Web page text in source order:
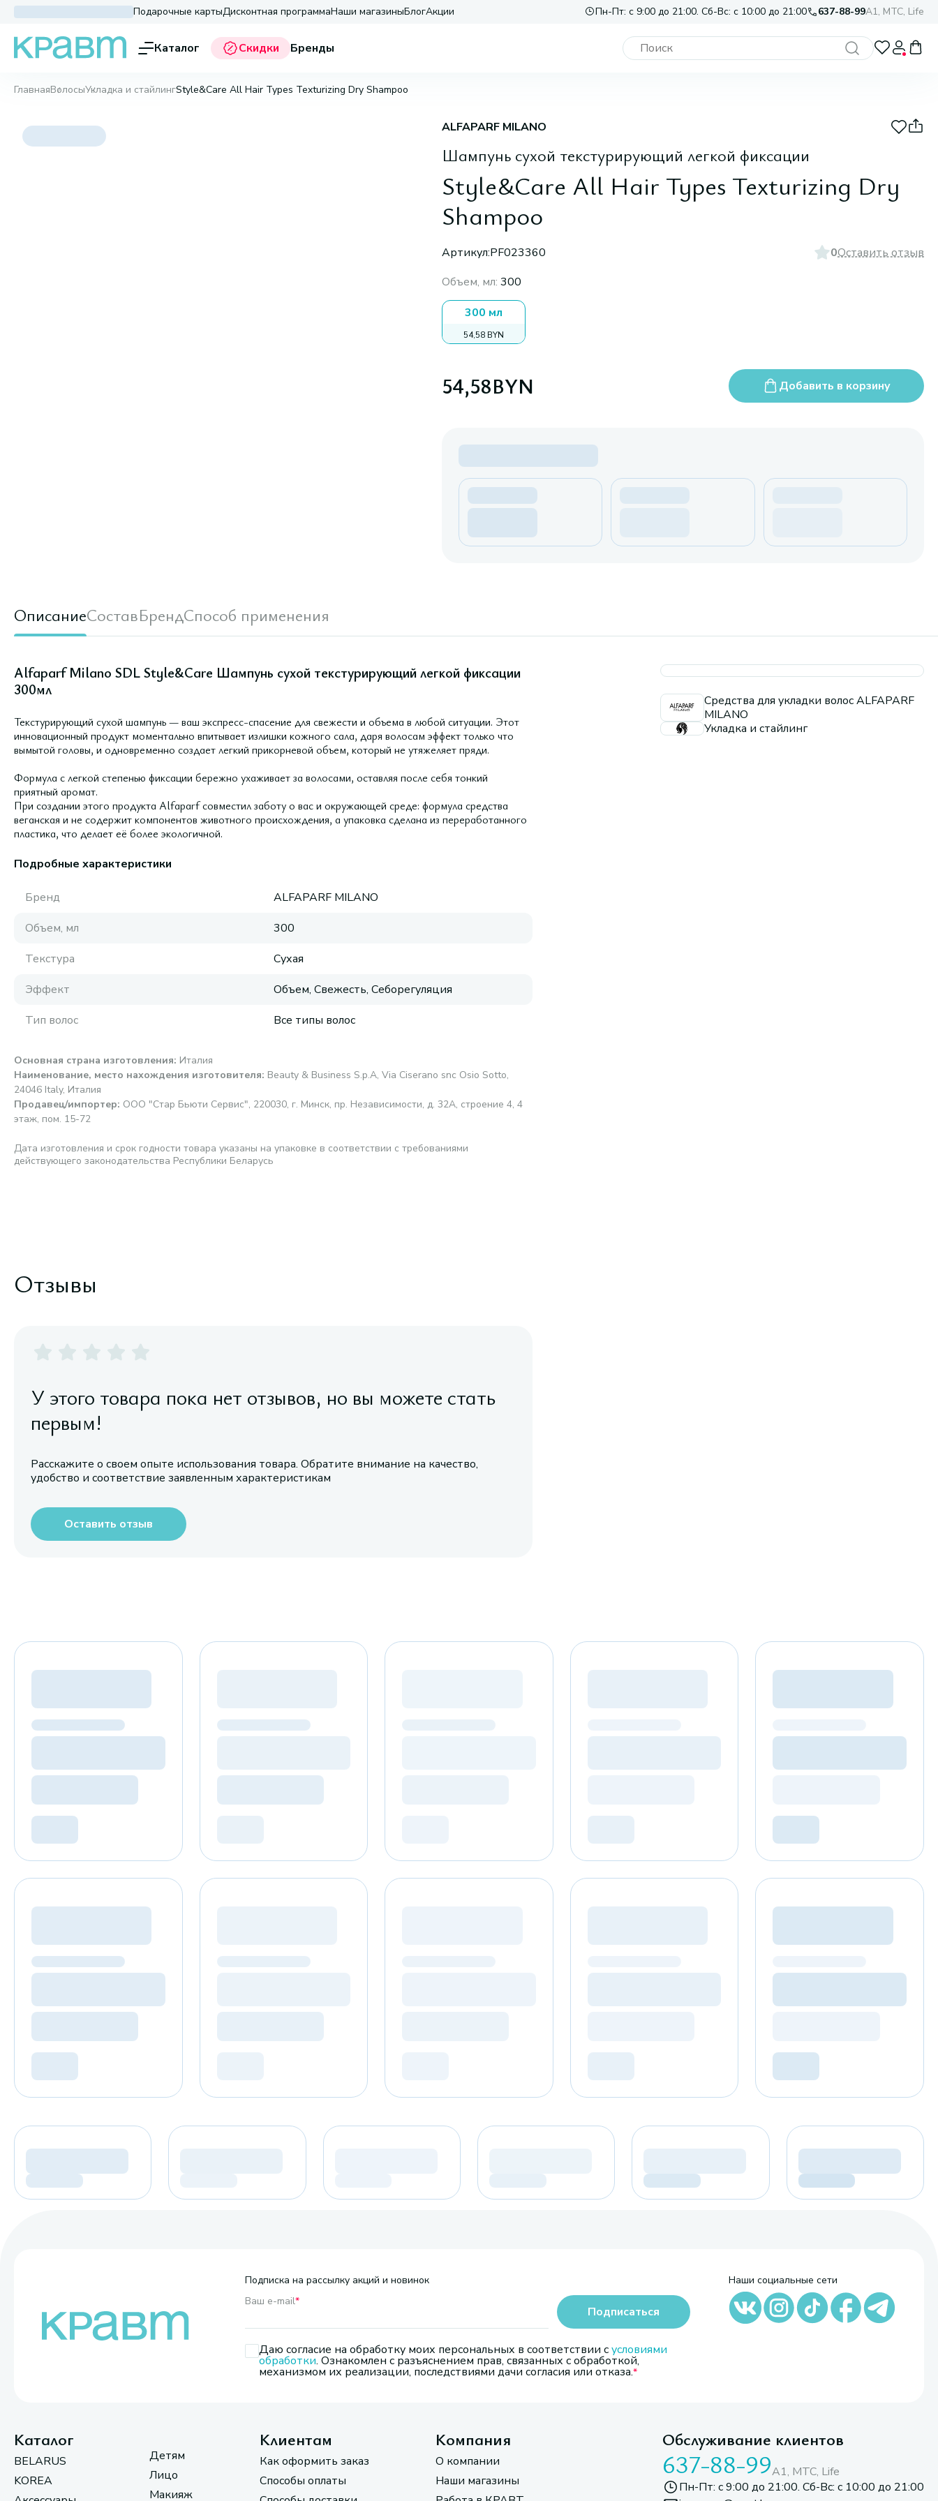
Подарочные картыДисконтная программаНаши магазиныБлогАкции Пн-Пт: с 9:00 до 21:00. Сб-Вс: с 10:00 до 21:00 637-88-99A1, МТС, Life
Каталог Скидки Бренды
ГлавнаяВолосыУкладка и стайлингStyle&Care All Hair Types Texturizing Dry Shampoo
ALFAPARF MILANO
Шампунь сухой текстурирующий легкой фиксации
Style&Care All Hair Types Texturizing Dry
Shampoo
Артикул:PF023360 0Оставить отзыв
Объем, мл: 300
300 мл
54,58 BYN
54,58BYN Добавить в корзину
ОписаниеСоставБрендСпособ применения
Alfaparf Milano SDL Style&Care Шампунь сухой текстурирующий легкой фиксации
300мл
Текстурирующий сухой шампунь — ваш экспресс-спасение для свежести и объема в любой ситуации. Этот
инновационный продукт моментально впитывает излишки кожного сала, даря волосам эффект только что
вымытой головы, и одновременно создает легкий прикорневой объем, который не утяжеляет пряди.
Формула с легкой степенью фиксации бережно ухаживает за волосами, оставляя после себя тонкий
приятный аромат.
При создании этого продукта Alfaparf совместил заботу о вас и окружающей среде: формула средства
веганская и не содержит компонентов животного происхождения, а упаковка сделана из переработанного
пластика, что делает её более экологичной.
Подробные характеристики
Бренд
ALFAPARF MILANO
Объем, мл
300
Текстура
Сухая
Эффект
Объем, Свежесть, Себорегуляция
Тип волос
Все типы волос
Основная страна изготовления: Италия
Наименование, место нахождения изготовителя: Beauty & Business S.p.A, Via Ciserano snc Osio Sotto,
24046 Italy, Италия
Продавец/импортер: ООО "Стар Бьюти Сервис", 220030, г. Минск, пр. Независимости, д. 32А, строение 4, 4
этаж, пом. 15-72
Дата изготовления и срок годности товара указаны на упаковке в соответствии с требованиями
действующего законодательства Республики Беларусь
Средства для укладки волос ALFAPARF
MILANO
Укладка и стайлинг
Отзывы
У этого товара пока нет отзывов, но вы можете стать
первым!
Расскажите о своем опыте использования товара. Обратите внимание на качество,
удобство и соответствие заявленным характеристикам
Оставить отзыв
Подписка на рассылку акций и новинок
Ваш e-mail*
Даю согласие на обработку моих персональных в соответствии сусловиями
обработки. Ознакомлен с разъяснением прав, связанных с обработкой,
механизмом их реализации, последствиями дачи согласия или отказа.
Подписаться
Наши социальные сети
Каталог
BELARUS
KOREA
Детям
Лицо
Макияж
Клиентам
Как оформить заказ
Способы оплаты
Компания
О компании
Наши магазины
Обслуживание клиентов
637-88-99A1, МТС, Life
Пн-Пт: с 9:00 до 21:00. Сб-Вс: с 10:00 до 21:00